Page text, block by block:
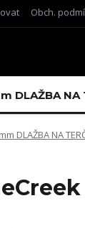
Obch.
DLAŽBA NA
DLAŽBA NA